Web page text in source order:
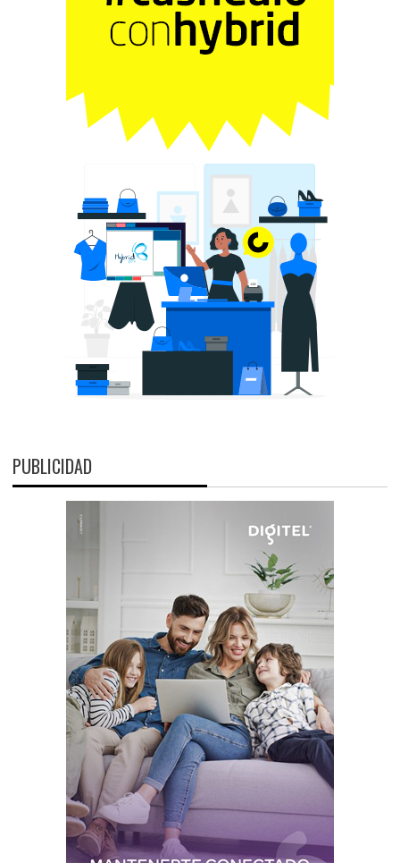
PUBLICIDAD